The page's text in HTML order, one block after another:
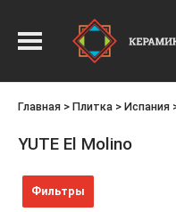
Главная > Плитка > Испания
YUTE El Molino
Фильтры